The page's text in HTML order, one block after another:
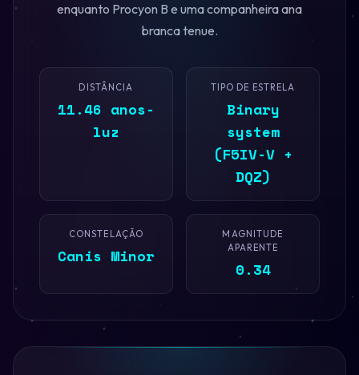
enquanto Procyon B e uma companheira ana
branca tenue.
DISTÂNCIA
11.46 anos-
luz
TIPO DE ESTRELA
Binary
system
(F5IV-V +
DQZ)
CONSTELAÇÃO
Canis Minor
MAGNITUDE
APARENTE
0.34